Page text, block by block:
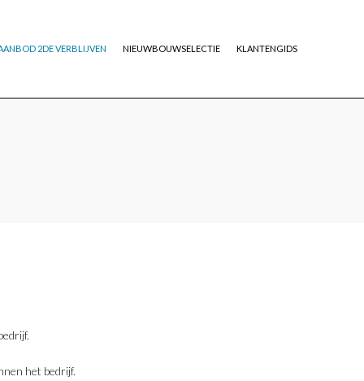
2DE VERBLIJVEN NIEUWBOUWSELECTIE KLANTENGIDS
het bedrijf.